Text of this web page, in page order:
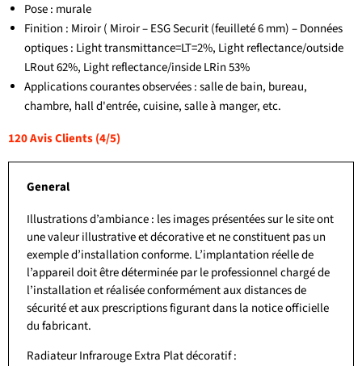
Pose : murale
Finition : Miroir ( Miroir – ESG Securit (feuilleté 6 mm) – Données
optiques : Light transmittance=LT=2%, Light reflectance/outside
LRout 62%, Light reflectance/inside LRin 53%
Applications courantes observées : salle de bain, bureau,
chambre, hall d'entrée, cuisine, salle à manger, etc.
120 Avis Clients (4/5)
General
Illustrations d’ambiance : les images présentées sur le site ont
une valeur illustrative et décorative et ne constituent pas un
exemple d’installation conforme. L’implantation réelle de
l’appareil doit être déterminée par le professionnel chargé de
l’installation et réalisée conformément aux distances de
sécurité et aux prescriptions figurant dans la notice officielle
du fabricant.
Radiateur Infrarouge Extra Plat décoratif :